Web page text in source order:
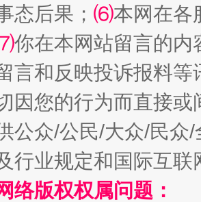
态后果； ⑹本网在各
你在本网站留言的内
言和反映投诉报料
因您的行为而直接
公众/公民/大众/民
行业规定和国际互
络版权权属问题：